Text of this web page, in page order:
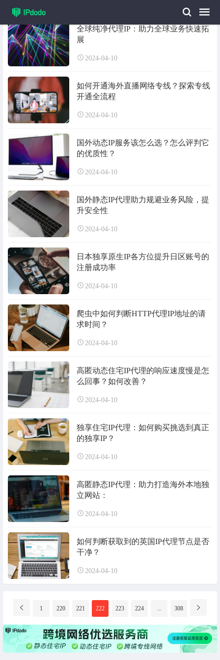
全球纯净代理IP：助力全球业务快速拓
展
2024-04-10
如何开通海外直播网络专线？探索专线
开通全流程
2024-04-10
国外动态IP服务该怎么选？怎么评判它
的优质性？
2024-04-10
国外静态IP代理助力规避业务风险，提
升安全性
2024-04-10
日本独享原生IP各方位提升日区账号的
注册成功率
2024-04-10
爬虫中如何判断HTTP代理IP地址的请
求时间？
2024-04-10
高匿动态住宅IP代理的响应速度慢是怎
么回事？如何改善？
2024-04-10
独享住宅IP代理：如何购买挑选到真正
的独享IP？
2024-04-10
高匿静态IP代理：助力打造海外本地独
立网站：
2024-04-10
如何判断获取到的英国IP代理节点是否
干净？
2024-04-10
导
航
1 220 221 222 223 224 ... 308